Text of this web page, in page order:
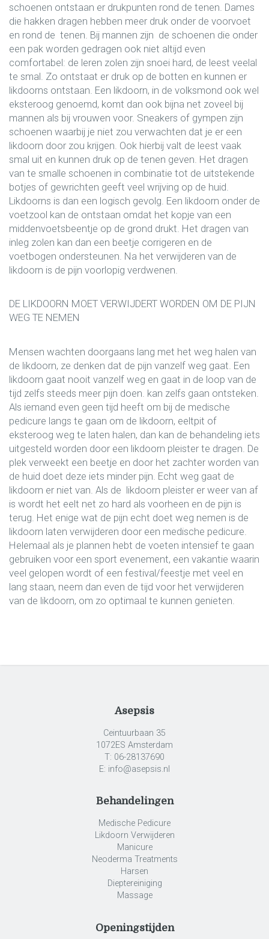
schoenen ontstaan er drukpunten rond de tenen. Dames
die hakken dragen hebben meer druk onder de voorvoet
en rond de tenen. Bij mannen zijn de schoenen die onder
een pak worden gedragen ook niet altijd even
comfortabel: de leren zolen zijn snoei hard, de leest veelal
te smal. Zo ontstaat er druk op de botten en kunnen er
likdoorns ontstaan. Een likdoorn, in de volksmond ook wel
eksteroog genoemd, komt dan ook bijna net zoveel bij
mannen als bij vrouwen voor. Sneakers of gympen zijn
schoenen waarbij je niet zou verwachten dat je er een
likdoorn door zou krijgen. Ook hierbij valt de leest vaak
smal uit en kunnen druk op de tenen geven. Het dragen
van te smalle schoenen in combinatie tot de uitstekende
botjes of gewrichten geeft veel wrijving op de huid.
Likdoorns is dan een logisch gevolg. Een likdoorn onder de
voetzool kan de ontstaan omdat het kopje van een
middenvoetsbeentje op de grond drukt. Het dragen van
inleg zolen kan dan een beetje corrigeren en de
voetbogen ondersteunen. Na het verwijderen van de
likdoorn is de pijn voorlopig verdwenen.
DE LIKDOORN MOET VERWIJDERT WORDEN OM DE PIJN
WEG TE NEMEN
Mensen wachten doorgaans lang met het weg halen van
de likdoorn, ze denken dat de pijn vanzelf weg gaat. Een
likdoorn gaat nooit vanzelf weg en gaat in de loop van de
tijd zelfs steeds meer pijn doen. kan zelfs gaan ontsteken.
Als iemand even geen tijd heeft om bij de medische
pedicure langs te gaan om de likdoorn, eeltpit of
eksteroog weg te laten halen, dan kan de behandeling iets
uitgesteld worden door een likdoorn pleister te dragen. De
plek verweekt een beetje en door het zachter worden van
de huid doet deze iets minder pijn. Echt weg gaat de
likdoorn er niet van. Als de likdoorn pleister er weer van af
is wordt het eelt net zo hard als voorheen en de pijn is
terug. Het enige wat de pijn echt doet weg nemen is de
likdoorn laten verwijderen door een medische pedicure.
Helemaal als je plannen hebt de voeten intensief te gaan
gebruiken voor een sport evenement, een vakantie waarin
veel gelopen wordt of een festival/feestje met veel en
lang staan, neem dan even de tijd voor het verwijderen
van de likdoorn, om zo optimaal te kunnen genieten.
Asepsis
Ceintuurbaan 35
1072ES Amsterdam
T: 06-28137690
E: info@asepsis.nl
Behandelingen
Medische Pedicure
Likdoorn Verwijderen
Manicure
Neoderma Treatments
Harsen
Dieptereiniging
Massage
Openingstijden